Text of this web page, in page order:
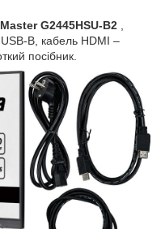
G2445HSU-B2
B, кабель HDMI –
посібник.